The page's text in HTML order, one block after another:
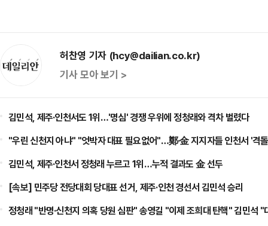
허찬영 기자 (hcy@dailian.co.kr)
기사 모아 보기 >
김민석, 제주·인천서도 1위…'명심' 경쟁 우위에 정청래와 격차 벌렸다
"우린 신천지 아냐" "엇박자 대표 필요없어"…鄭·金 지지자들 인천서 '격
김민석, 제주·인천서 정청래 누르고 1위…누적 결과도 金 선두
[속보] 민주당 전당대회 당대표 선거, 제주·인천 경선서 김민석 승리
정청래 "반명·신천지 의혹 당원 심판" 송영길 "이제 조희대 탄핵" 김민석 "